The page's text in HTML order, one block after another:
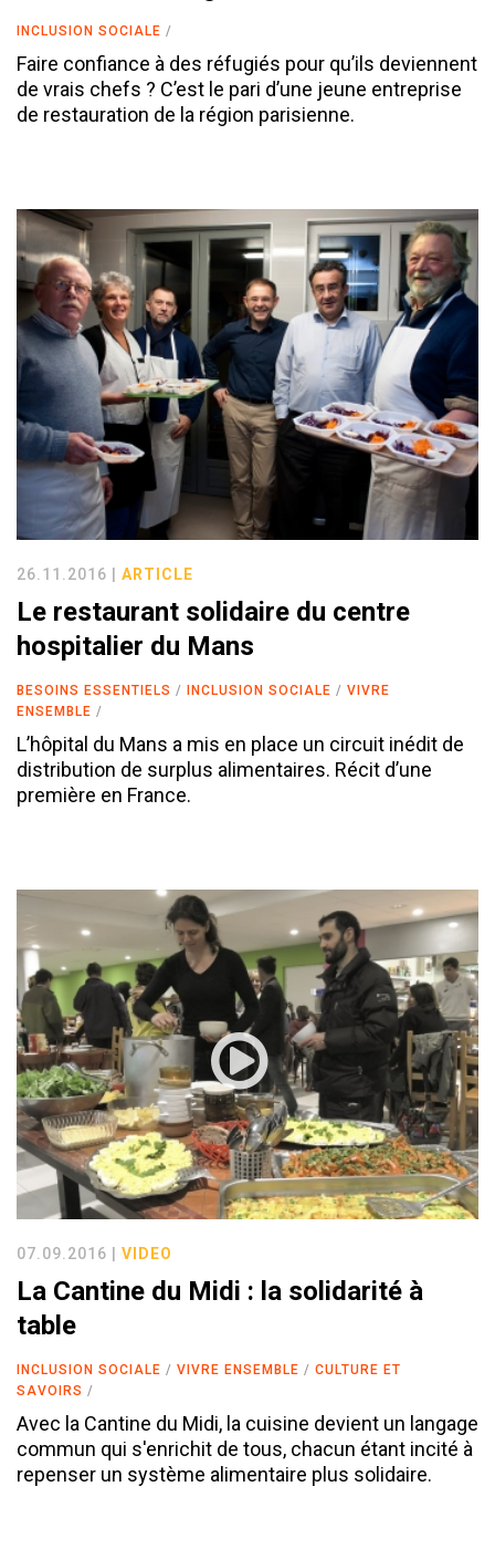
INCLUSION SOCIALE
Faire confiance à des réfugiés pour qu’ils deviennent
de vrais chefs ? C’est le pari d’une jeune entreprise
de restauration de la région parisienne.
26.11.2016 | ARTICLE
Le restaurant solidaire du centre
hospitalier du Mans
BESOINS ESSENTIELS INCLUSION SOCIALE
VIVRE
ENSEMBLE
L’hôpital du Mans a mis en place un circuit inédit de
distribution de surplus alimentaires. Récit d’une
première en France.
07.09.2016 | VIDEO
La Cantine du Midi : la solidarité à
table
INCLUSION SOCIALE VIVRE ENSEMBLE
CULTURE ET
SAVOIRS
Avec la Cantine du Midi, la cuisine devient un langage
commun qui s'enrichit de tous, chacun étant incité à
repenser un système alimentaire plus solidaire.